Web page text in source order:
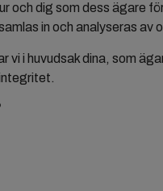
och dig som dess ägare
in och analyseras
i huvudsak dina, som